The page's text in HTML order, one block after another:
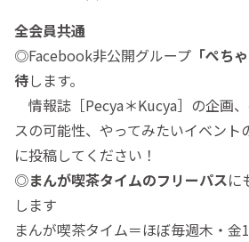
全会員共通
◎Facebook非公開グループ 「ぺち
待します。
情報誌［Pecya＊Kucya］の企画
スの可能性、やってみたいイベント
に投稿してください！
◎まんが喫茶タイムのフリーパスに
します
まんが喫茶タイム＝ほぼ毎週木・